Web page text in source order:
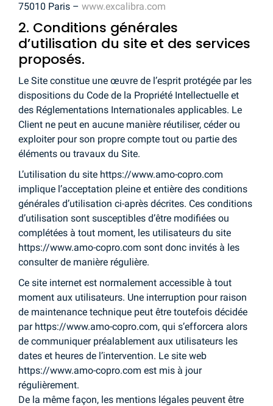
75010 Paris – www.excalibra.com
2. Conditions générales
d’utilisation du site et des services
proposés.
Le Site constitue une œuvre de l’esprit protégée par les
dispositions du Code de la Propriété Intellectuelle et
des Réglementations Internationales applicables. Le
Client ne peut en aucune manière réutiliser, céder ou
exploiter pour son propre compte tout ou partie des
éléments ou travaux du Site.
L’utilisation du site https://www.amo-copro.com
implique l’acceptation pleine et entière des conditions
générales d’utilisation ci-après décrites. Ces conditions
d’utilisation sont susceptibles d’être modifiées ou
complétées à tout moment, les utilisateurs du site
https://www.amo-copro.com sont donc invités à les
consulter de manière régulière.
Ce site internet est normalement accessible à tout
moment aux utilisateurs. Une interruption pour raison
de maintenance technique peut être toutefois décidée
par https://www.amo-copro.com, qui s’efforcera alors
de communiquer préalablement aux utilisateurs les
dates et heures de l’intervention. Le site web
https://www.amo-copro.com est mis à jour
régulièrement.
De la même façon, les mentions légales peuvent être